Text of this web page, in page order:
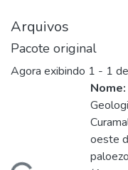
Arquivos
Pacote original
Agora exibindo 1 - 1
Nome:
oeste